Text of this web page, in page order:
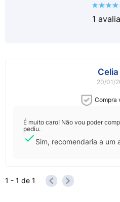
1
Celia
20/01/
Compra
É muito caro! Não vou poder
pediu.
Sim, recomendaria a um
1 - 1 de 1